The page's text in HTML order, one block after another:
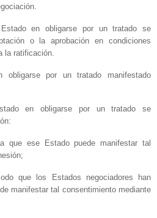
en obligarse por un tratado se
o la aprobación en condiciones
la ratificación.
obligarse por un tratado manifestado
en obligarse por un tratado se
que ese Estado puede manifestar tal
que los Estados negociadores han
manifestar tal consentimiento mediante